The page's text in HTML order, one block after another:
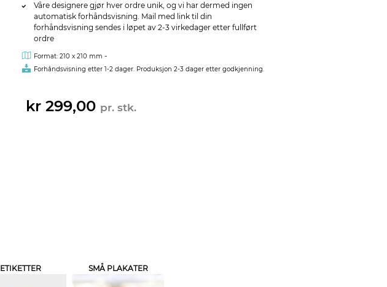
Våre designere gjør hver ordre unik, og vi har dermed ingen
automatisk forhåndsvisning. Mail med link til din
forhåndsvisning sendes i løpet av 2-3 virkedager etter fullført
ordre
Format: 210 x 210 mm -
Forhåndsvisning etter 1-2 dager. Produksjon 2-3 dager etter godkjenning.
kr 299,00 pr. stk.
ETIKETTER SMÅ PLAKATER